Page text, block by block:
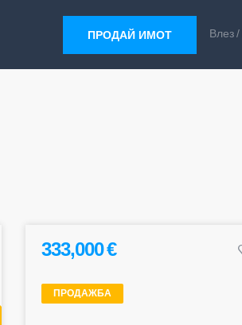
ПРОДАЙ ИМОТ Влез
333,000 €
ПРОДАЖБА